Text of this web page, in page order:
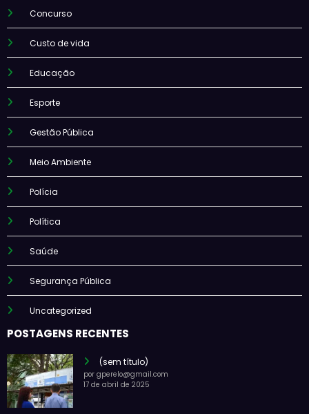
Concurso
Custo de vida
Educação
Esporte
Gestão Pública
Meio Ambiente
Polícia
Política
Saúde
Segurança Pública
Uncategorized
POSTAGENS RECENTES
(sem título)
por gperelo@gmail.com
17 de abril de 2025